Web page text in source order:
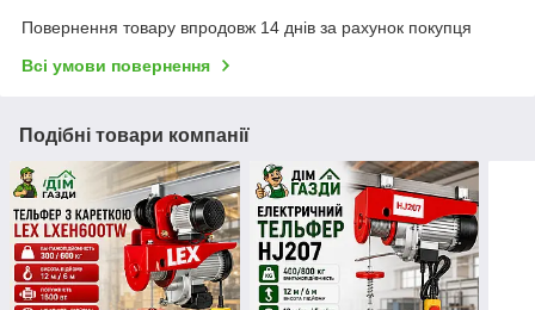
Повернення товару впродовж 14 днів за рахунок покупця
Всі умови повернення
Подібні товари компанії